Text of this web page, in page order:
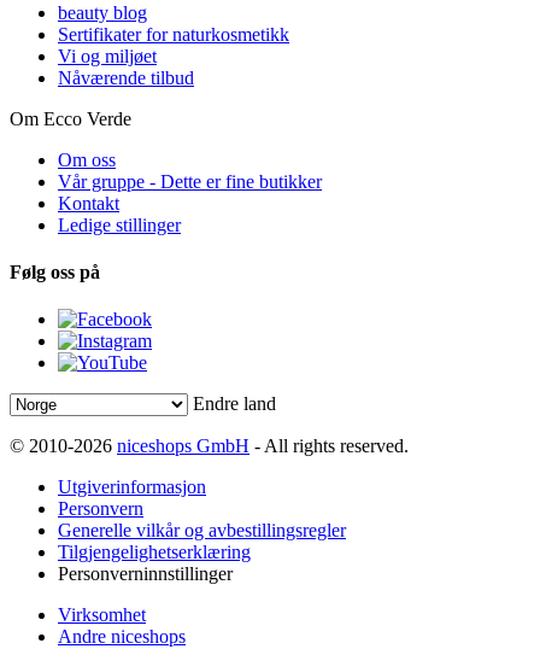
beauty blog
Sertifikater for naturkosmetikk
Vi og miljøet
Nåværende tilbud
Om Ecco Verde
Om oss
Vår gruppe - Dette er fine butikker
Kontakt
Ledige stillinger
Følg oss på
Endre land
© 2010-2026 niceshops GmbH - All rights reserved.
Utgiverinformasjon
Personvern
Generelle vilkår og avbestillingsregler
Tilgjengelighetserklæring
Personverninnstillinger
Virksomhet
Andre niceshops